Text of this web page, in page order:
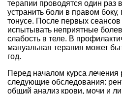
терапии проводятся один раз
устранить боли в правом
тонусе. После первых
испытывать неприятные
слабость в теле. В
мануальная терапия может
год.
Перед началом курса лечения
следующие обследования:
общий анализ крови, мочи и